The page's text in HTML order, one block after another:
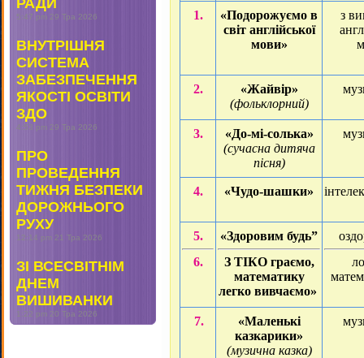
5:47 pm 29 Тра 2026
ВНУТРІШНЯ
СИСТЕМА
ЗАБЕЗПЕЧЕННЯ
ЯКОСТІ ОСВІТИ
ЗДО
4:53 pm 29 Тра 2026
ПРО
ПРОВЕДЕННЯ
ТИЖНЯ БЕЗПЕКИ
ДОРОЖНЬОГО
РУХУ
12:14 pm 21 Тра 2026
ЗІ ВСЕСВІТНІМ
ДНЕМ
ВИШИВАНКИ
1:22 pm 20 Тра 2026
1.
«Подорожуємо в
світ англійської
мови»
з
2.
«Жайвір»
(фольклорний)
3.
«До-мі-солька»
(сучасна дитяча
пісня)
4. «Чудо-шашки»
5.
6.
«Здоровим будь”
З ТІКО граємо,
математику
легко вивчаємо»
7.
«Маленькі
казкарики»
(музична казка)